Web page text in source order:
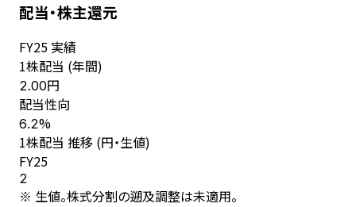
配当・株主還元
FY25 実績
1株配当 (年間)
2.00円
配当性向
6.2%
1株配当 推移 (円・生値)
FY25
2
※ 生値。株式分割の遡及調整は未適用。